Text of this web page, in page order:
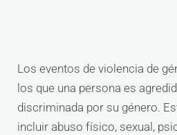
Los eventos de violencia de
los que una persona es
discriminada por su género.
incluir abuso físico, sexual,